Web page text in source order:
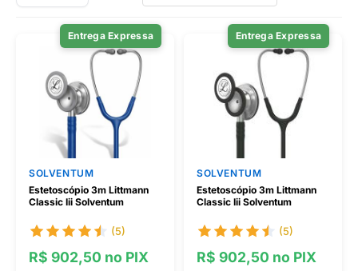
Entrega Expressa
SOLVENTUM
Estetoscópio 3m Littmann
Classic Iii Solventum
(5)
R$ 902,50 no PIX
Entrega Expressa
SOLVENTUM
Estetoscópio 3m Littmann
Classic Iii Solventum
(5)
R$ 902,50 no PIX